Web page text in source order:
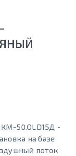
50.OLD15Д -
на базе
поток